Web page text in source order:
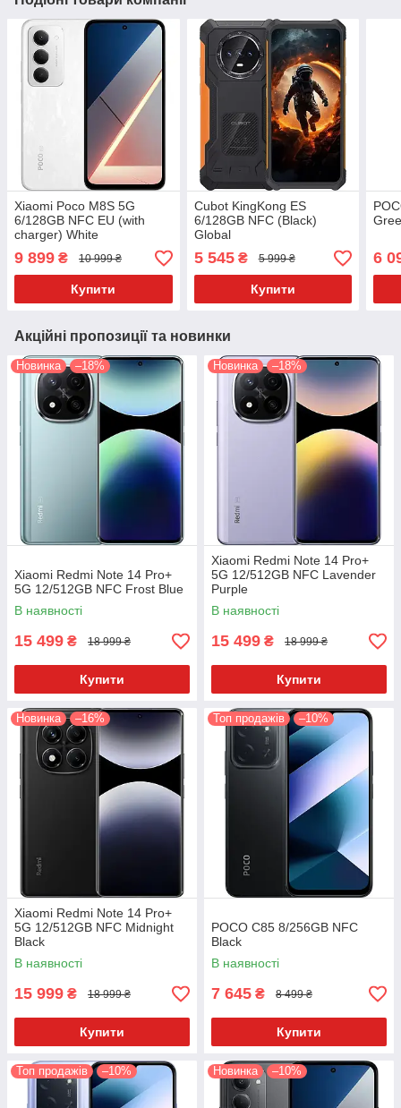
Xiaomi Poco M8S 5G
6/128GB NFC EU (with
charger) White
9 899 ₴ 10 999 ₴
Купити
Cubot KingKong ES
6/128GB NFC (Black)
Global
5 545₴ 5 999 ₴
Купити
6
Акційні пропозиції та новинки
Новинка –18%
Xiaomi Redmi Note 14 Pro+
5G 12/512GB NFC Frost Blue
В наявності
15 499 ₴ 18 999 ₴
Купити
Новинка –18%
Xiaomi Redmi Note 14 Pro+
5G 12/512GB NFC Lavender
Purple
В наявності
15 499 ₴ 18 999 ₴
Купити
Новинка –16%
Xiaomi Redmi Note 14 Pro+
5G 12/512GB NFC Midnight
Black
В наявності
15 999 ₴ 18 999 ₴
Купити
Топ продажів –10%
POCO C85 8/256GB NFC
Black
В наявності
7 645 ₴ 8 499 ₴
Купити
Топ продажів –10% Новинка –10%